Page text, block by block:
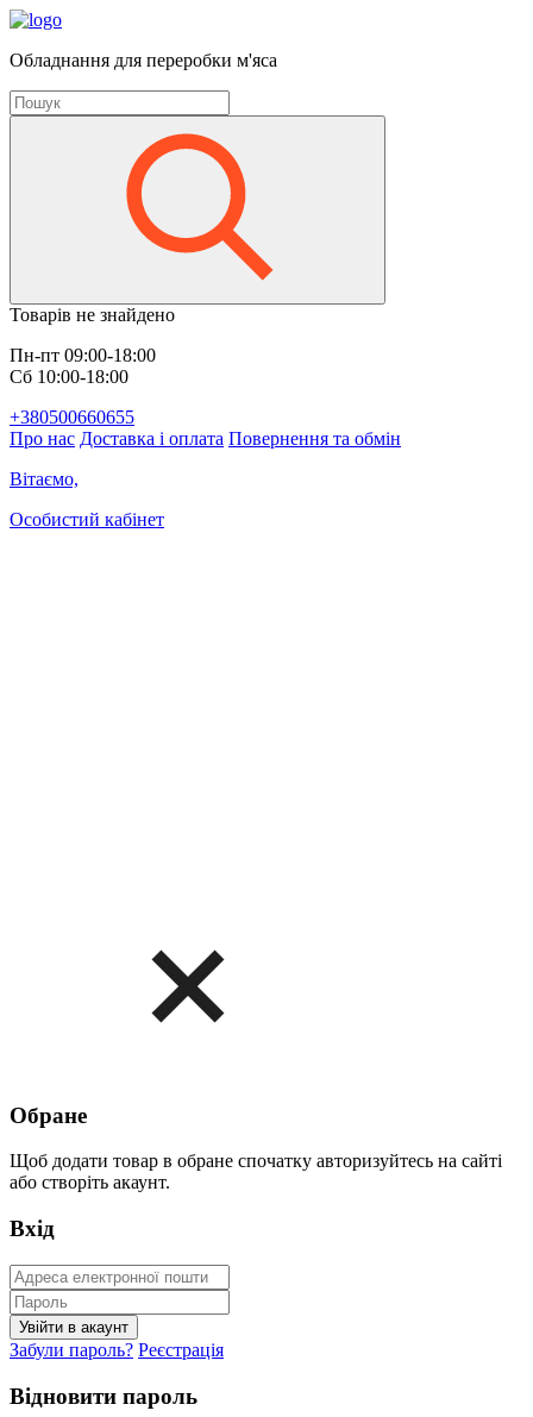
Обладнання для переробки м'яса
Товарів не знайдено
Пн-пт 09:00-18:00
Сб 10:00-18:00
+380500660655
Про нас Доставка і оплата Повернення та обмін
Вітаємо,
Особистий кабінет
Обране
Щоб додати товар в обране спочатку авторизуйтесь на сайті
або створіть акаунт.
Вхід
Забули пароль? Реєстрація
Відновити пароль